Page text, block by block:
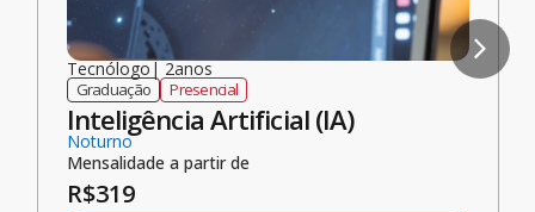
Tecnólogo| 2anos
Graduação Presencial
Inteligência Artificial (IA)
Noturno
Mensalidade a partir de
R$319